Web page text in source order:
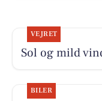
VEJRET
Sol og mild
BILER